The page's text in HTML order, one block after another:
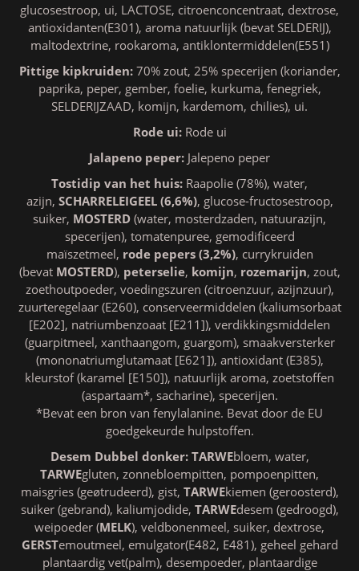
glucosestroop, ui, LACTOSE, citroenconcentraat, dextrose,
antioxidanten(E301), aroma natuurlijk (bevat SELDERIJ),
maltodextrine, rookaroma, antiklontermiddelen(E551)
Pittige kipkruiden:70% zout, 25% specerijen (koriander,
paprika, peper, gember, foelie, kurkuma, fenegriek,
SELDERIJZAAD, komijn, kardemom, chilies), ui.
Rode ui:Rode ui
Jalapeno peper: Jalepeno peper
Tostidip van het huis: Raapolie (78%), water,
azijn, SCHARRELEIGEEL (6,6%), glucose-fructosestroop,
suiker, MOSTERD (water, mosterdzaden, natuurazijn,
specerijen), tomatenpuree, gemodificeerd
maïszetmeel, rode pepers (3,2%), currykruiden
(bevat MOSTERD), peterselie, komijn, rozemarijn, zout,
zoethoutpoeder, voedingszuren (citroenzuur, azijnzuur),
zuurteregelaar (E260), conserveermiddelen (kaliumsorbaat
[E202], natriumbenzoaat [E211]), verdikkingsmiddelen
(guarpitmeel, xanthaangom, guargom), smaakversterker
(mononatriumglutamaat [E621]), antioxidant (E385),
kleurstof (karamel [E150]), natuurlijk aroma, zoetstoffen
(aspartaam*, sacharine), specerijen.
*Bevat een bron van fenylalanine. Bevat door de EU
goedgekeurde hulpstoffen.
Desem Dubbel donker: TARWEbloem, water,
TARWEgluten, zonnebloempitten, pompoenpitten,
maisgries (geøtrudeerd), gist, TARWEkiemen (geroosterd),
suiker (gebrand), kaliumjodide, TARWEdesem (gedroogd),
weipoeder (MELK), veldbonenmeel, suiker, dextrose,
GERSTemoutmeel, emulgator(E482, E481), geheel gehard
plantaardig vet(palm), desempoeder, plantaardige